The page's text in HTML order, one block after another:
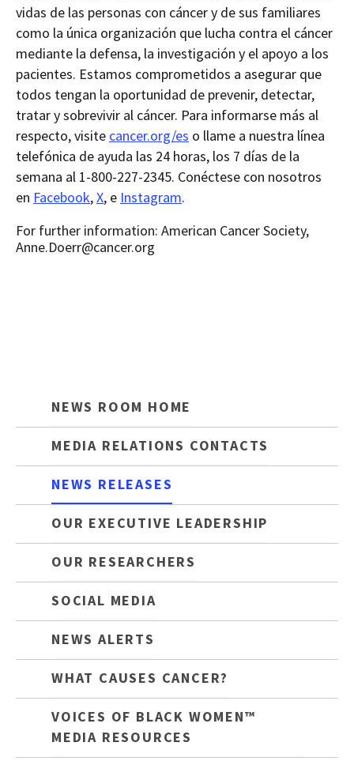
vidas de las personas con cáncer y de sus familiares
como la única organización que lucha contra el cáncer
mediante la defensa, la investigación y el apoyo a los
pacientes. Estamos comprometidos a asegurar que
todos tengan la oportunidad de prevenir, detectar,
tratar y sobrevivir al cáncer. Para informarse más al
respecto, visite cancer.org/es o llame a nuestra línea
telefónica de ayuda las 24 horas, los 7 días de la
semana al 1-800-227-2345. Conéctese con nosotros
en Facebook,X, e Instagram.
For further information: American Cancer Society,
Anne.Doerr@cancer.org
NEWS ROOM HOME
MEDIA RELATIONS CONTACTS
NEWS RELEASES
OUR EXECUTIVE LEADERSHIP
OUR RESEARCHERS
SOCIAL MEDIA
NEWS ALERTS
WHAT CAUSES CANCER?
VOICES OF BLACK WOMEN™
MEDIA RESOURCES